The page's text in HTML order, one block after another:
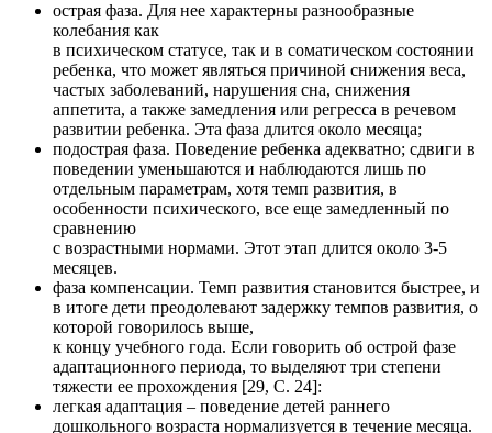
острая фаза. Для нее характерны разнообразные
колебания как
в психическом статусе, так и в соматическом состоянии
ребенка, что может являться причиной снижения веса,
частых заболеваний, нарушения сна, снижения
аппетита, а также замедления или регресса в речевом
развитии ребенка. Эта фаза длится около месяца;
подострая фаза. Поведение ребенка адекватно; сдвиги в
поведении уменьшаются и наблюдаются лишь по
отдельным параметрам, хотя темп развития, в
особенности психического, все еще замедленный по
сравнению
с возрастными нормами. Этот этап длится около 3-5
месяцев.
фаза компенсации. Темп развития становится быстрее, и
в итоге дети преодолевают задержку темпов развития, о
которой говорилось выше,
к концу учебного года. Если говорить об острой фазе
адаптационного периода, то выделяют три степени
тяжести ее прохождения [29, С. 24]:
легкая адаптация – поведение детей раннего
дошкольного возраста нормализуется в течение месяца.